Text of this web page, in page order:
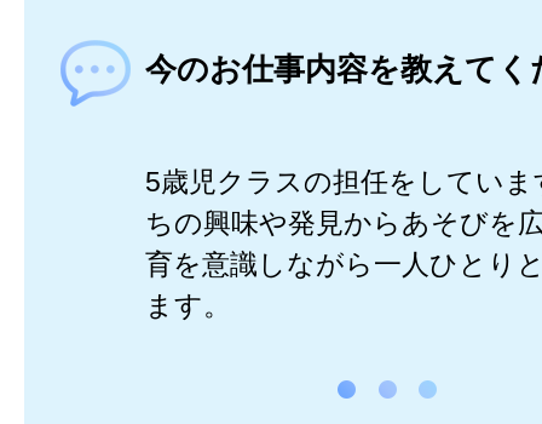
今のお仕事内容を教えてく
5歳児クラスの担任をしてい
ちの興味や発見からあそびを
育を意識しながら一人ひとり
ます。